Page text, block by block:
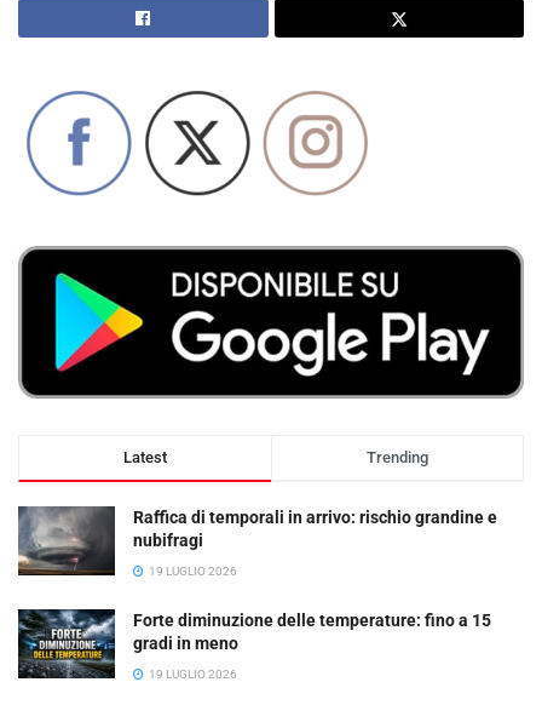
Latest Trending
Raffica di temporali in arrivo: rischio grandine e
nubifragi
19 LUGLIO 2026
Forte diminuzione delle temperature: fino a 15
gradi in meno
19 LUGLIO 2026